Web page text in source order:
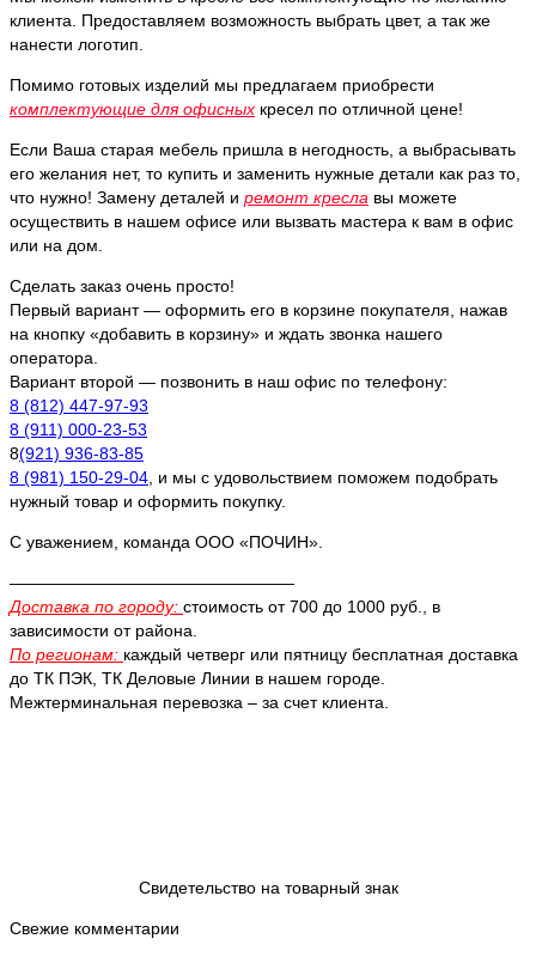
клиента. Предоставляем возможность выбрать цвет, а так же
нанести логотип.
Помимо готовых изделий мы предлагаем приобрести
комплектующие для офисных кресел по отличной цене!
Если Ваша старая мебель пришла в негодность, а выбрасывать
его желания нет, то купить и заменить нужные детали как раз то,
что нужно! Замену деталей и ремонт кресла вы можете
осуществить в нашем офисе или вызвать мастера к вам в офис
или на дом.
Сделать заказ очень просто!
Первый вариант — оформить его в корзине покупателя, нажав
на кнопку «добавить в корзину» и ждать звонка нашего
оператора.
Вариант второй — позвонить в наш офис по телефону:
8 (812) 447-97-93
8 (911) 000-23-53
8(921) 936-83-85
8 (981) 150-29-04 , и мы с удовольствием поможем подобрать
нужный товар и оформить покупку.
С уважением, команда ООО «ПОЧИН».
—————————————————
Доставка по городу: стоимость от 700 до 1000 руб., в
зависимости от района.
По регионам: каждый четверг или пятницу бесплатная доставка
до ТК ПЭК, ТК Деловые Линии в нашем городе.
Межтерминальная перевозка – за счет клиента.
Свидетельство на товарный знак
Свежие комментарии